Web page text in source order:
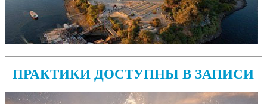
ПРАКТИКИ ДОСТУПНЫ В ЗАПИСИ